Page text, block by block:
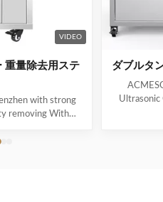
VIDEO
重量除去用ステ
with strong
removing With
parts cleaning,
ダブルタ
Ultrasonic